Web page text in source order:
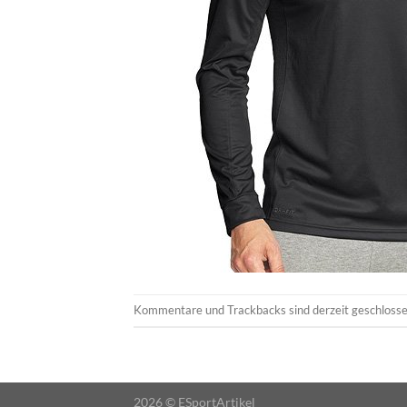
Kommentare und Trackbacks sind derzeit
2026 © ESportArtikel